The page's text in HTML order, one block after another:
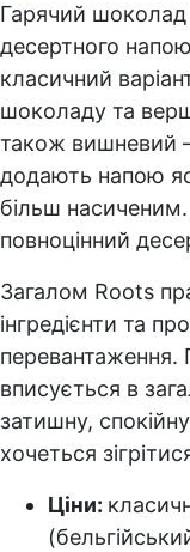
Гарячий
десертного
класичний
шоколаду та
також вишневий
додають напою
більш
повноцінний
Загалом Roots
інгредієнти та
перевантаження.
вписується в
затишну,
хочеться
Ціни: